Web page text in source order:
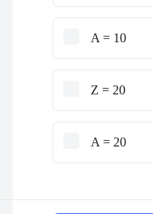
A = 10
Z = 20
A = 20